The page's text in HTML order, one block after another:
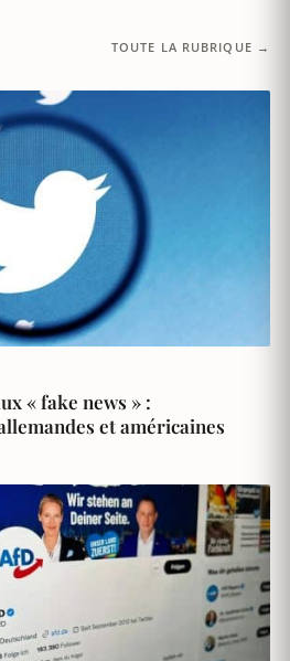
TOUTE LA RUBRIQUE →
« fake news » :
et américaines